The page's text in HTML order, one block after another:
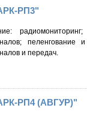
РП3"
пеленгование
и передач.
РП4 (АВГУР)"